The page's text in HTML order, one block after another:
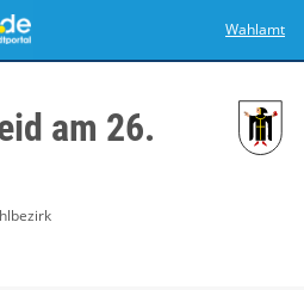
Wahlamt
am 26.